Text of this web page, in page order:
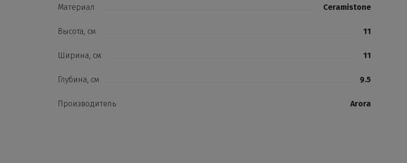
Материал Ceramistone
Высота, см 11
Ширина, см 11
Глубина, см 9.5
Производитель Arora